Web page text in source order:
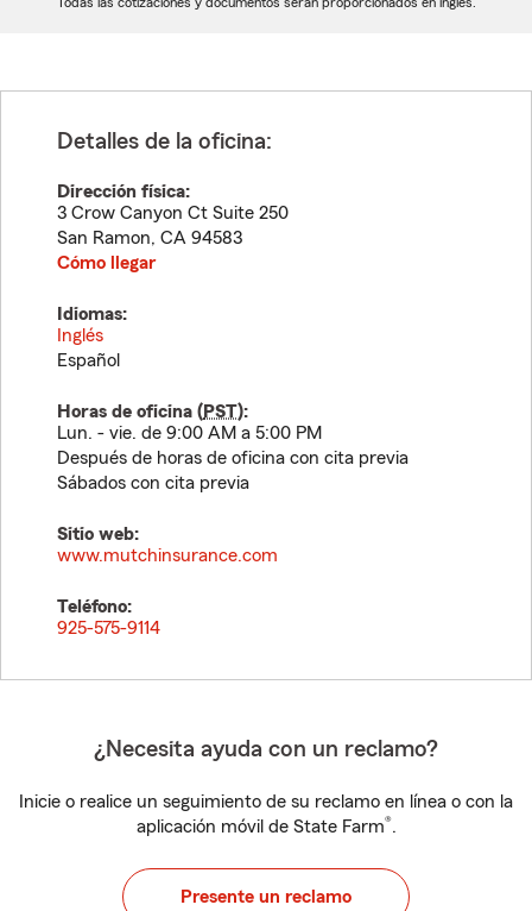
Detalles de la oficina:
Dirección física:
3 Crow Canyon Ct Suite 250
San Ramon, CA 94583
Cómo llegar
Idiomas:
Inglés
Español
Horas de oficina (PST):
Lun. - vie. de 9:00 AM a 5:00 PM
Después de horas de oficina con cita previa
Sábados con cita previa
Sitio web:
www.mutchinsurance.com
Teléfono:
925-575-9114
¿Necesita ayuda con un reclamo?
Inicie o realice un seguimiento de su reclamo en línea o con la
aplicación móvil de State Farm®.
Presente un reclamo